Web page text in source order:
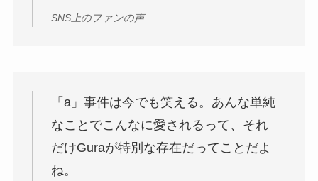
SNS上のファンの声
「a」事件は今でも笑える。あんな単純
なことでこんなに愛されるって、それ
だけGuraが特別な存在だってことだよ
ね。